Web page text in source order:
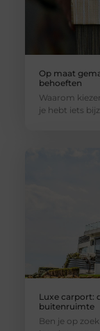
Op maat
behoeften
Waarom
je hebt iets
Luxe carport:
buitenruimte
Ben je op